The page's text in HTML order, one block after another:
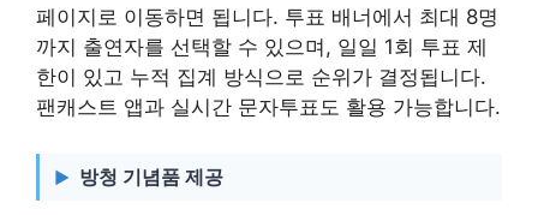
페이지로 이동하면 됩니다. 투표 배너에서 최대 8명
까지 출연자를 선택할 수 있으며, 일일 1회 투표 제
한이 있고 누적 집계 방식으로 순위가 결정됩니다.
팬캐스트 앱과 실시간 문자투표도 활용 가능합니다.
방청 기념품 제공